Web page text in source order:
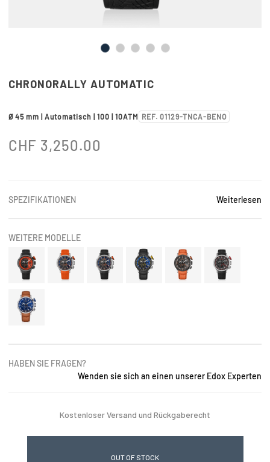
CHRONORALLY AUTOMATIC
Ø 45 mm | Automatisch | 100 | 10ATM REF. 01129-TNCA-BENO
CHF 3,250.00
SPEZIFIKATIONEN Weiterlesen
WEITERE MODELLE
HABEN SIE FRAGEN?
Wenden sie sich an einen unserer Edox Experten
Kostenloser Versand und Rückgaberecht
OUT OF STOCK